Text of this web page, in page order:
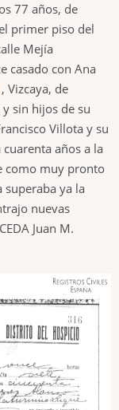
77 años, de
primer piso del
Mejía
casado con Ana
, Vizcaya, de
y sin hijos de su
Villota y su
años a la
como muy pronto
superaba ya la
nuevas
Juan M.